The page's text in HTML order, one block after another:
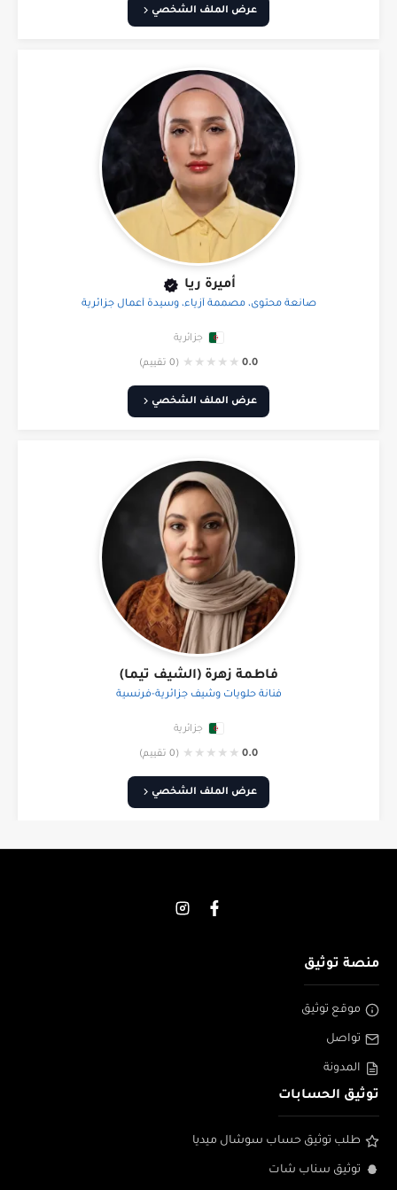
عرض الملف الشخصي
أميرة ريا
صانعة محتوى، مصممة أزياء، وسيدة أعمال جزائرية
جزائرية
0.0
★
★
★
★
★ (0 تقييم)
عرض الملف الشخصي
فاطمة زهرة (الشيف تيما)
فنانة حلويات وشيف جزائرية-فرنسية
جزائرية
0.0
★
★
★
★
★ (0 تقييم)
عرض الملف الشخصي
منصة توثيق
موقع توثيق
تواصل
المدونة
توثيق الحسابات
طلب توثيق حساب سوشال ميديا
توثيق سناب شات